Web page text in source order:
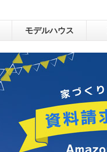
モデルハウス